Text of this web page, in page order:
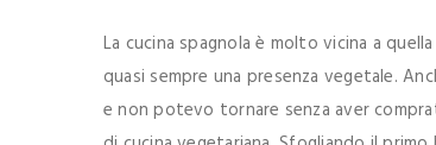
La cucina spagnola è molto vicina a
quasi sempre una presenza vegetale.
e non potevo tornare senza aver